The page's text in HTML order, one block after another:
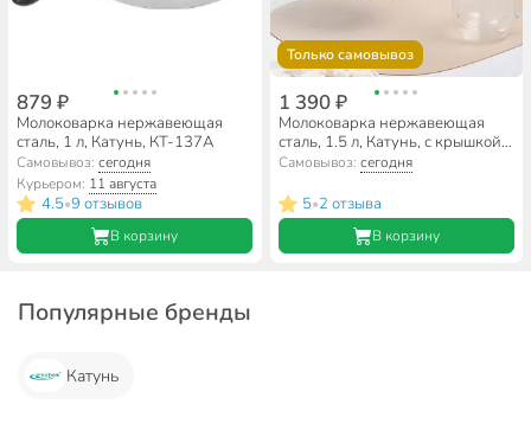
879 ₽
Молоковарка нержавеющая
сталь, 1 л, Катунь, КТ-137А
Самовывоз:сегодня
Курьером: 11 августа
4.5•9 отзывов
В корзину
Только самовывоз
1 390 ₽
Молоковарка нержавеющая
сталь, 1.5 л, Катунь, с крышкой,
КТ-137ВК
Самовывоз: сегодня
5•2 отзыва
В корзину
Популярные бренды
Катунь